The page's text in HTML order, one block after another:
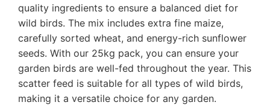
quality ingredients to ensure a balanced diet for
wild birds. The mix includes extra fine maize,
carefully sorted wheat, and energy-rich sunflower
seeds. With our 25kg pack, you can ensure your
garden birds are well-fed throughout the year. This
scatter feed is suitable for all types of wild birds,
making it a versatile choice for any garden.